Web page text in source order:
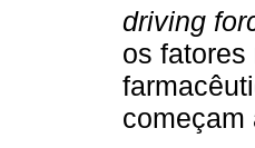
driving
os
começam